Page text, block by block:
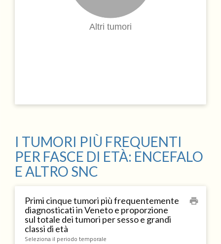
Altri tumori
I TUMORI PIÙ FREQUENTI
PER FASCE DI ETÀ: ENCEFALO
E ALTRO SNC
Primi cinque tumori più frequentemente
diagnosticati in Veneto e proporzione
sul totale dei tumori per sesso e grandi
classi di età
Seleziona il periodo temporale
print